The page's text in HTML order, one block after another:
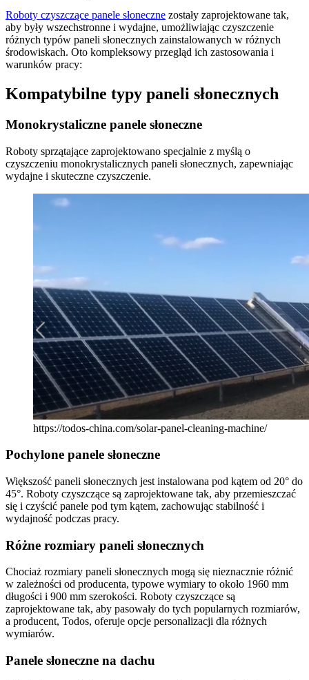
Roboty czyszczące panele słoneczne zostały zaprojektowane tak,
aby były wszechstronne i wydajne, umożliwiając czyszczenie
różnych typów paneli słonecznych zainstalowanych w różnych
środowiskach. Oto kompleksowy przegląd ich zastosowania i
warunków pracy:
Kompatybilne typy paneli słonecznych
Monokrystaliczne panele słoneczne
Roboty sprzątające zaprojektowano specjalnie z myślą o
czyszczeniu monokrystalicznych paneli słonecznych, zapewniając
wydajne i skuteczne czyszczenie.
https://todos-china.com/solar-panel-cleaning-machine/
Pochylone panele słoneczne
Większość paneli słonecznych jest instalowana pod kątem od 20° do
45°. Roboty czyszczące są zaprojektowane tak, aby przemieszczać
się i czyścić panele pod tym kątem, zachowując stabilność i
wydajność podczas pracy.
Różne rozmiary paneli słonecznych
Chociaż rozmiary paneli słonecznych mogą się nieznacznie różnić
w zależności od producenta, typowe wymiary to około 1960 mm
długości i 900 mm szerokości. Roboty czyszczące są
zaprojektowane tak, aby pasowały do tych popularnych rozmiarów,
a producent, Todos, oferuje opcje personalizacji dla różnych
wymiarów.
Panele słoneczne na dachu